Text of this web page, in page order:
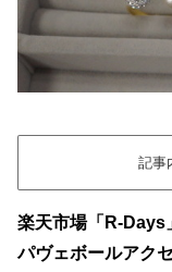
記事
楽天市場「R-Days
パヴェボールアク